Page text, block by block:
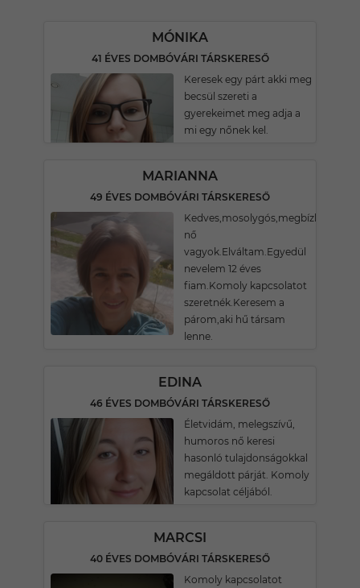
MÓNIKA
41 ÉVES DOMBÓVÁRI TÁRSKERESŐ
Keresek egy párt akki meg
becsül szereti a
gyerekeimet meg adja a
mi egy nőnek kel.
MARIANNA
49 ÉVES DOMBÓVÁRI TÁRSKERESŐ
Kedves,mosolygós,megbízható
nő
vagyok.Elváltam.Egyedül
nevelem 12 éves
fiam.Komoly kapcsolatot
szeretnék.Keresem a
párom,aki hű társam
lenne.
EDINA
46 ÉVES DOMBÓVÁRI TÁRSKERESŐ
Életvidám, melegszívű,
humoros nő keresi
hasonló tulajdonságokkal
megáldott párját. Komoly
kapcsolat céljából.
MARCSI
40 ÉVES DOMBÓVÁRI TÁRSKERESŐ
Komoly kapcsolatot